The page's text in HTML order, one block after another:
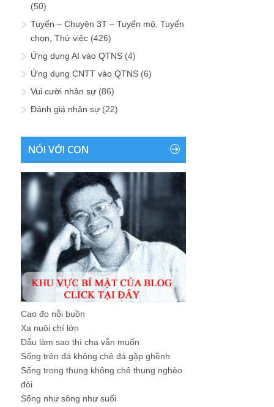
(50)
Tuyển – Chuyện 3T – Tuyển mộ, Tuyển
chọn, Thử việc (426)
Ứng dụng AI vào QTNS (4)
Ứng dụng CNTT vào QTNS (6)
Vui cười nhân sự (86)
Đánh giá nhân sự (22)
NÓI VỚI CON
Cao đo nỗi buồn
Xa nuôi chí lớn
Dẫu làm sao thì cha vẫn muốn
Sống trên đá không chê đá gập ghềnh
Sống trong thung không chê thung nghèo
đói
Sống như sông như suối